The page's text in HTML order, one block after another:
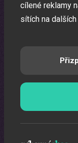
cílené reklamy
sítích na